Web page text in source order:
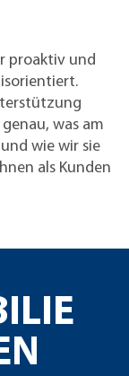
proaktiv und
was am
wie wir sie
als Kunden